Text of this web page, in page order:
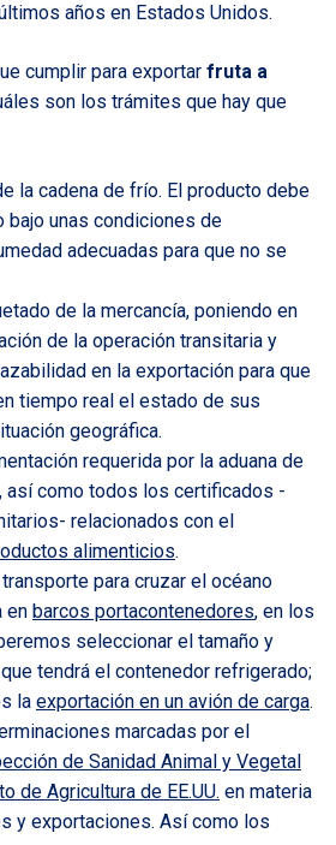
años en Estados Unidos.
cumplir para exportar fruta a
son los trámites que hay que
la cadena de frío. El producto debe
bajo unas condiciones de
adecuadas para que no se
de la mercancía, poniendo en
de la operación transitaria y
en la exportación para que
tiempo real el estado de sus
geográfica.
requerida por la aduana de
así como todos los certificados -
relacionados con el
alimenticios.
para cruzar el océano
en barcos portacontenedores, en los
seleccionar el tamaño y
tendrá el contenedor refrigerado;
la exportación en un avión de carga.
marcadas por el
de Sanidad Animal y Vegetal
de Agricultura de EE.UU. en materia
y exportaciones. Así como los